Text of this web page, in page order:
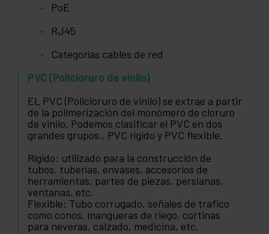
PoE
RJ45
Categorías cables de red
PVC (Policloruro de vinilo)
EL PVC (Policloruro de vinilo) se extrae a partir
de la polimerización del monómero de cloruro
de vinilo. Podemos clasificar el PVC en dos
grandes grupos., PVC rígido y PVC flexible.
Rígido: utilizado para la construcción de
tubos, tuberías, envases, accesorios de
herramientas, partes de piezas, persianas,
ventanas, etc.
Flexible: Tubo corrugado, señales de trafico
como conos. mangueras de riego, cortinas
para neveras, calzado, medicina, etc.